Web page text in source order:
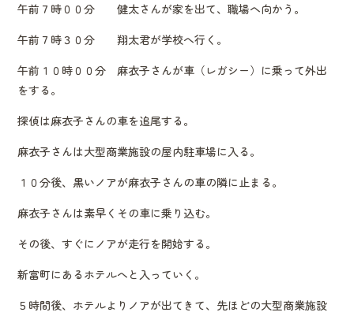
午前７時００分 健太さんが家を出て、職場へ向かう。
午前７時３０分 翔太君が学校へ行く。
午前１０時００分 麻衣子さんが車（レガシー）に乗って外出
をする。
探偵は麻衣子さんの車を追尾する。
麻衣子さんは大型商業施設の屋内駐車場に入る。
１０分後、黒いノアが麻衣子さんの車の隣に止まる。
麻衣子さんは素早くその車に乗り込む。
その後、すぐにノアが走行を開始する。
新富町にあるホテルへと入っていく。
５時間後、ホテルよりノアが出てきて、先ほどの大型商業施設